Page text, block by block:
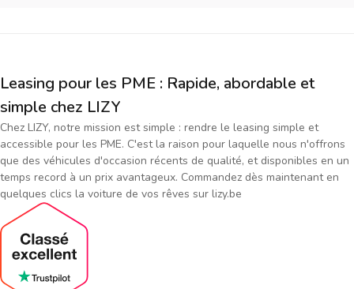
Leasing pour les PME : Rapide, abordable et
simple chez LIZY
Chez LIZY, notre mission est simple : rendre le leasing simple et
accessible pour les PME. C'est la raison pour laquelle nous n'offrons
que des véhicules d'occasion récents de qualité, et disponibles en un
temps record à un prix avantageux. Commandez dès maintenant en
quelques clics la voiture de vos rêves sur lizy.be